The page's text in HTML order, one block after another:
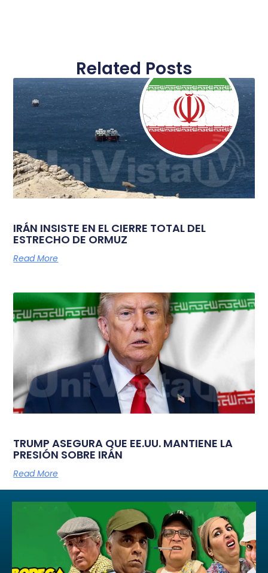
Related Posts
IRÁN INSISTE EN EL CIERRE TOTAL DEL
ESTRECHO DE ORMUZ
Read More
TRUMP ASEGURA QUE EE.UU. MANTIENE LA
PRESIÓN SOBRE IRÁN
Read More